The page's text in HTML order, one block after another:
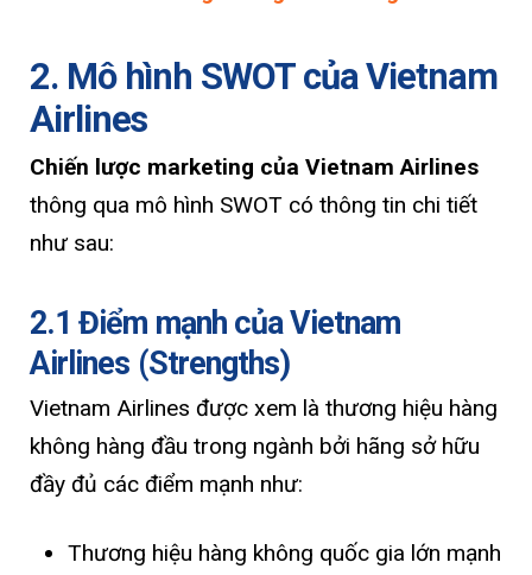
2. Mô hình SWOT của Vietnam
Airlines
Chiến lược marketing của Vietnam Airlines
thông qua mô hình SWOT có thông tin chi tiết
như sau:
2.1 Điểm mạnh của Vietnam
Airlines (Strengths)
Vietnam Airlines được xem là thương hiệu hàng
không hàng đầu trong ngành bởi hãng sở hữu
đầy đủ các điểm mạnh như:
Thương hiệu hàng không quốc gia lớn mạnh